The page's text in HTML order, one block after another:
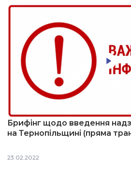
Брифінг щодо введення
на Тернопільщині (пряма
23.02.2022